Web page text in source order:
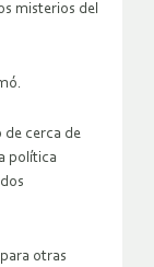
misterios del
cerca de
política
otras